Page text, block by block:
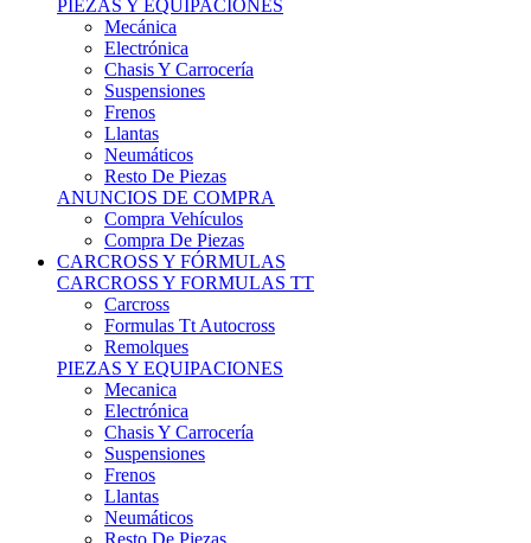
PIEZAS Y EQUIPACIONES
Mecánica
Electrónica
Chasis Y Carrocería
Suspensiones
Frenos
Llantas
Neumáticos
Resto De Piezas
ANUNCIOS DE COMPRA
Compra Vehículos
Compra De Piezas
CARCROSS Y FÓRMULAS
CARCROSS Y FORMULAS TT
Carcross
Formulas Tt Autocross
Remolques
PIEZAS Y EQUIPACIONES
Mecanica
Electrónica
Chasis Y Carrocería
Suspensiones
Frenos
Llantas
Neumáticos
Resto De Piezas